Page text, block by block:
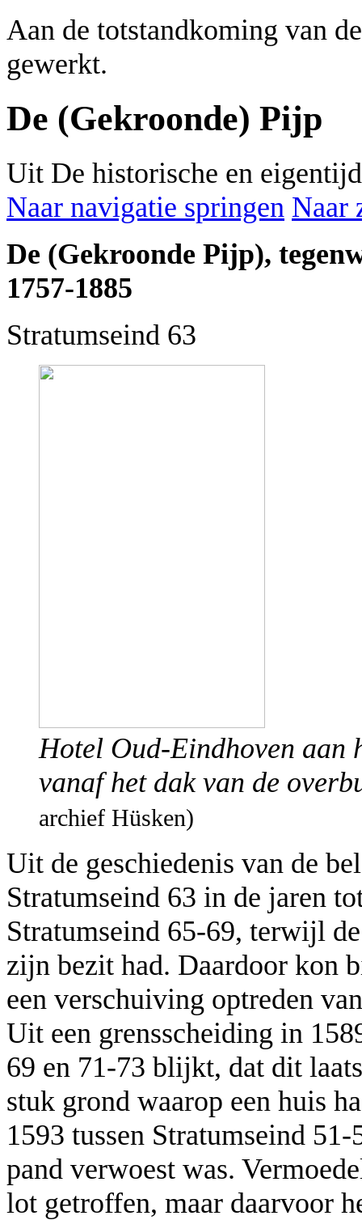
Aan de totstandkoming van
gewerkt.
De (Gekroonde) Pijp
Uit De historische en
Naar navigatie springen Naar
De (Gekroonde Pijp),
1757-1885
Stratumseind 63
Hotel Oud-Eindhoven aan
vanaf het dak van de
archief Hüsken)
Uit de geschiedenis van de
Stratumseind 63 in de jaren
Stratumseind 65-69, terwijl
zijn bezit had. Daardoor kon
een verschuiving optreden
Uit een grensscheiding in
69 en 71-73 blijkt, dat dit
stuk grond waarop een huis
1593 tussen Stratumseind
pand verwoest was.
lot getroffen, maar daarvoor